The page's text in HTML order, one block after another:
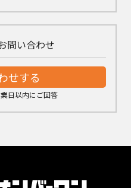
問い合わせ
せする
日以内にご回答